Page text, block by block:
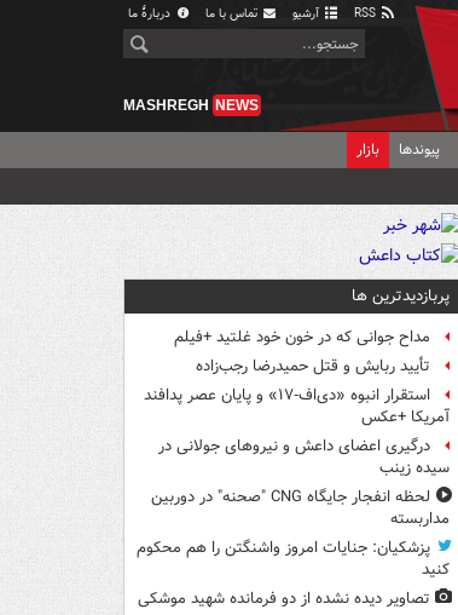
آرشیو تماس با ما دربارهٔ ما
MASHREGH NEWS
پیوندها بازار
پربازدیدترین ها
مداح جوانی که در خون خود غلتید +فیلم
تأیید ربایش و قتل حمیدرضا رجب‌زاده
استقرار انبوه «دی‌اف‑۱۷» و پایان عصر پدافند
آمریکا +عکس
درگیری اعضای داعش و نیروهای جولانی در
سیده زینب
لحظه انفجار جایگاه CNG "صحنه" در دوربین
مداربسته
پزشکیان: جنایات امروز واشنگتن را هم محکوم
کنید
تصاویر دیده‌ نشده از دو فرمانده شهید موشکی